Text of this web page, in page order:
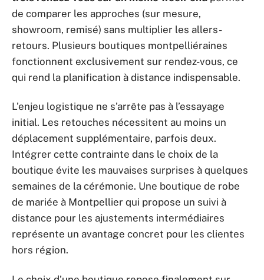
de comparer les approches (sur mesure,
showroom, remisé) sans multiplier les allers-
retours. Plusieurs boutiques montpelliéraines
fonctionnent exclusivement sur rendez-vous, ce
qui rend la planification à distance indispensable.
L’enjeu logistique ne s’arrête pas à l’essayage
initial. Les retouches nécessitent au moins un
déplacement supplémentaire, parfois deux.
Intégrer cette contrainte dans le choix de la
boutique évite les mauvaises surprises à quelques
semaines de la cérémonie. Une boutique de robe
de mariée à Montpellier qui propose un suivi à
distance pour les ajustements intermédiaires
représente un avantage concret pour les clientes
hors région.